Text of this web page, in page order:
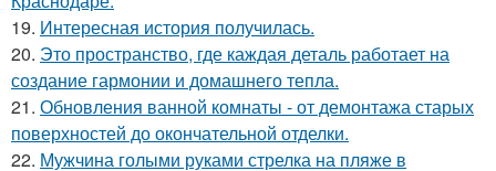
19. Интересная история получилась.
20. Это пространство, где каждая деталь работает на
создание гармонии и домашнего тепла.
21. Обновления ванной комнаты - от демонтажа старых
поверхностей до окончательной отделки.
22. Мужчина голыми руками стрелка на пляже в